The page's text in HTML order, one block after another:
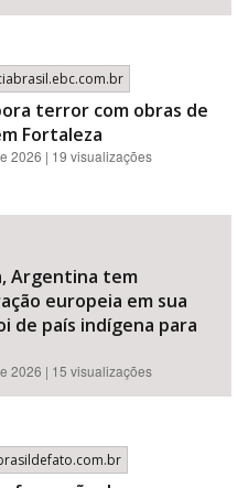
BUSCAR
terror com obras de
Fortaleza
2026 | 19 visualizações
Argentina tem
europeia em sua
de país indígena para
2026 | 15 visualizações